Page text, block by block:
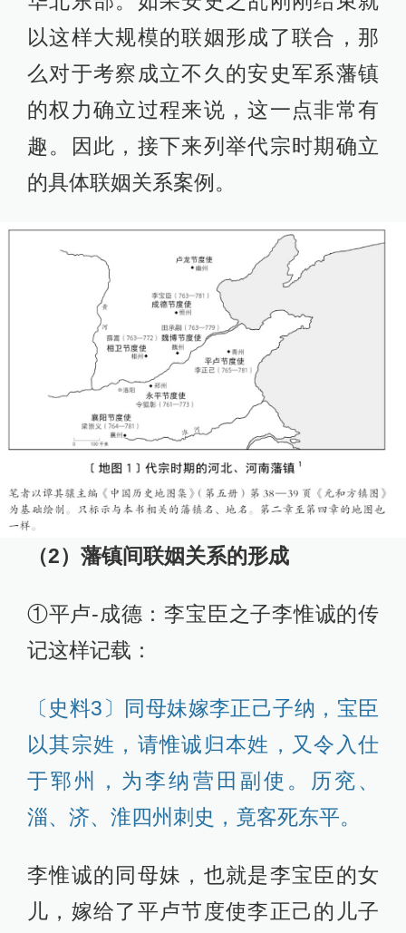
以这样大规模的联姻形成了联合，那
么对于考察成立不久的安史军系藩镇
的权力确立过程来说，这一点非常有
趣。因此，接下来列举代宗时期确立
的具体联姻关系案例。
（2）藩镇间联姻关系的形成
①平卢-成德：李宝臣之子李惟诚的传
记这样记载：
〔史料3〕同母妹嫁李正己子纳，宝臣
以其宗姓，请惟诚归本姓，又令入仕
于郓州，为李纳营田副使。历兖、
淄、济、淮四州刺史，竟客死东平。
李惟诚的同母妹，也就是李宝臣的女
儿，嫁给了平卢节度使李正己的儿子